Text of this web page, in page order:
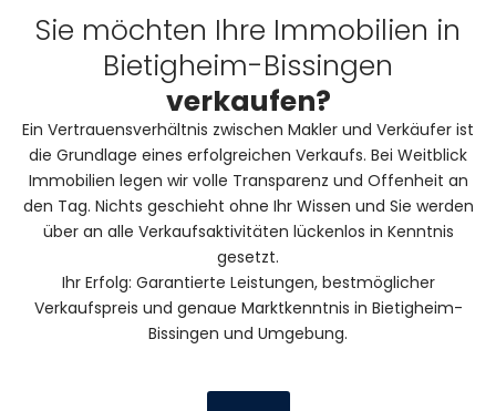
Sie möchten Ihre Immobilien in
Bietigheim-Bissingen
verkaufen?
Ein Vertrauensverhältnis zwischen Makler und Verkäufer ist
die Grundlage eines erfolgreichen Verkaufs. Bei Weitblick
Immobilien legen wir volle Transparenz und Offenheit an
den Tag. Nichts geschieht ohne Ihr Wissen und Sie werden
über an alle Verkaufsaktivitäten lückenlos in Kenntnis
gesetzt.
Ihr Erfolg: Garantierte Leistungen, bestmöglicher
Verkaufspreis und genaue Marktkenntnis in Bietigheim-
Bissingen und Umgebung.